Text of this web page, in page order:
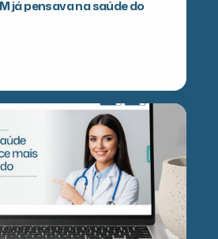
já pensava na saúde do